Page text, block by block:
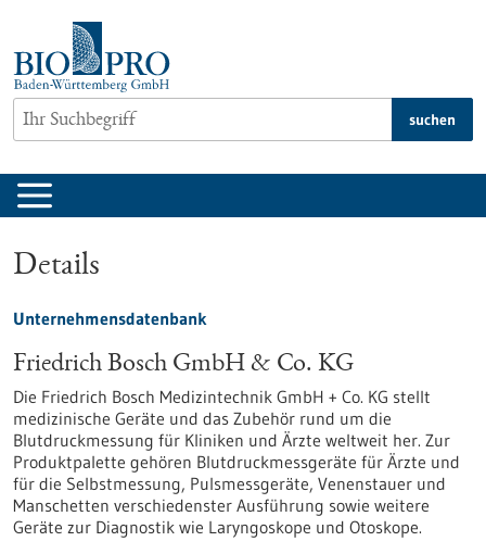
springen
suchen
Details
Unternehmensdatenbank
Friedrich Bosch GmbH & Co. KG
Die Friedrich Bosch Medizintechnik GmbH + Co. KG stellt
medizinische Geräte und das Zubehör rund um die
Blutdruckmessung für Kliniken und Ärzte weltweit her. Zur
Produktpalette gehören Blutdruckmessgeräte für Ärzte und
für die Selbstmessung, Pulsmessgeräte, Venenstauer und
Manschetten verschiedenster Ausführung sowie weitere
Geräte zur Diagnostik wie Laryngoskope und Otoskope.